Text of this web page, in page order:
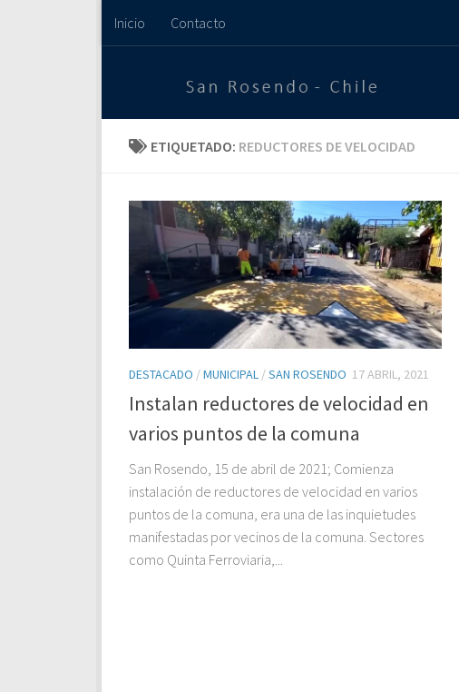
Saltar al contenido
Inicio Contacto
ETIQUETADO: REDUCTORES DE VELOCIDAD
DESTACADO /MUNICIPAL /SAN ROSENDO 17 ABRIL, 2021
Instalan reductores de velocidad en
varios puntos de la comuna
San Rosendo, 15 de abril de 2021; Comienza
instalación de reductores de velocidad en varios
puntos de la comuna, era una de las inquietudes
manifestadas por vecinos de la comuna. Sectores
como Quinta Ferroviaria,...